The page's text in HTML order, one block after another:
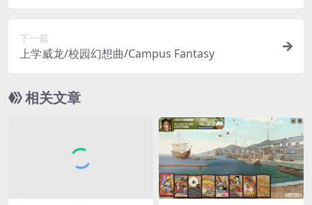
下一篇
上学威龙/校园幻想曲/Campus Fantasy
相关文章